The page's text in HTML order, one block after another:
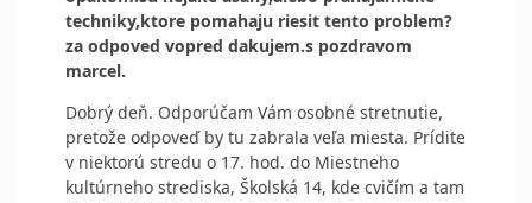
techniky,ktore pomahaju riesit tento problem?
za odpoved vopred dakujem.s pozdravom
marcel.
Dobrý deň. Odporúčam Vám osobné stretnutie,
pretože odpoveď by tu zabrala veľa miesta. Prídite
v niektorú stredu o 17. hod. do Miestneho
kultúrneho strediska, Školská 14, kde cvičím a tam